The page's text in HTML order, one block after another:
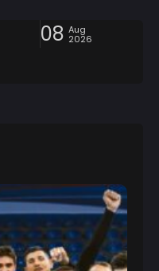
08 Aug
2026